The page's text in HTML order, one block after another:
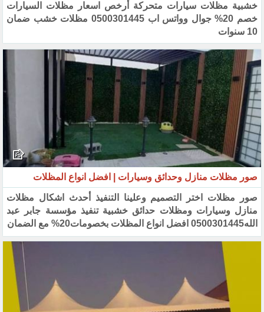
خشبية مظلات سيارات متحركة أرخص اسعار مظلات ‏السيارات
خصم 20% جوال وواتس اب 0500301445 مظلات خشب ضمان
10 سنوات
صور مظلات منازل وحدائق وسيارات | افضل انواع المظلات
صور مظلات اختر التصميم وعلينا التنفيذ أحدث اشكال مظلات
منازل وسيارات ومظلات حدائق خشبية تنفيذ مؤسسة جابر عبد
الله0500301445 افضل انواع المظلات بخصومات20% مع الضمان